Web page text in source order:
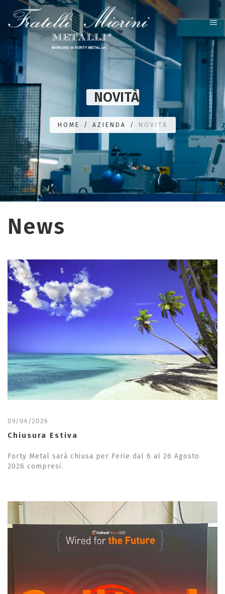
NOVITÀ
HOME / AZIENDA / NOVITÀ
News
09/06/2026
Chiusura Estiva
Forty Metal sarà chiusa per Ferie dal 6 al 26 Agosto
2026 compresi.